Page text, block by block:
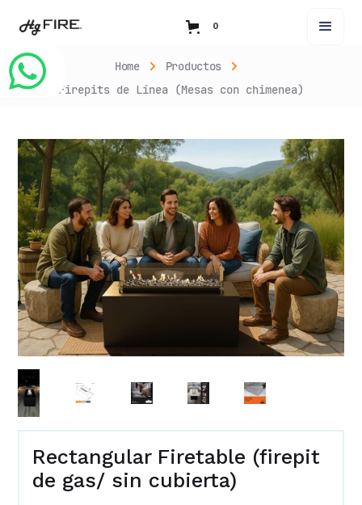
0
Home
Productos
Firepits de Línea (Mesas con chimenea)
Rectangular Firetable (firepit
de gas/ sin cubierta)